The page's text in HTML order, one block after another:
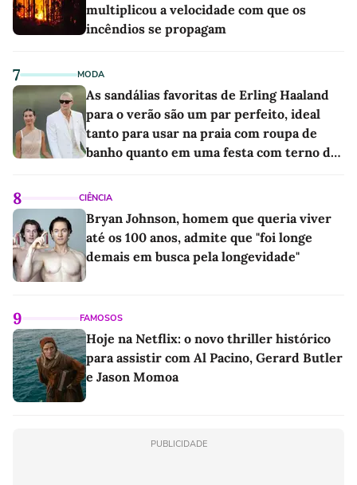
multiplicou a velocidade com que os
incêndios se propagam
7 MODA
As sandálias favoritas de Erling Haaland
para o verão são um par perfeito, ideal
tanto para usar na praia com roupa de
banho quanto em uma festa com terno de
8 CIÊNCIA
Bryan Johnson, homem que queria viver
até os 100 anos, admite que "foi longe
demais em busca pela longevidade"
9 FAMOSOS
Hoje na Netflix: o novo thriller histórico
para assistir com Al Pacino, Gerard Butler
e Jason Momoa
PUBLICIDADE